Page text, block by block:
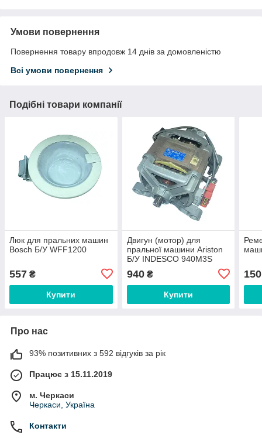
Умови повернення
Повернення товару впродовж 14 днів за домовленістю
Всі умови повернення
Подібні товари компанії
Люк для пральних машин
Bosch Б/У WFF1200
557 ₴
Купити
Двигун (мотор) для
пральної машини Ariston
Б/У INDESCO 940M3S
940₴
Купити
150
Про нас
93% позитивних з 592 відгуків за рік
Працює з 15.11.2019
м. Черкаси
Черкаси, Україна
Контакти